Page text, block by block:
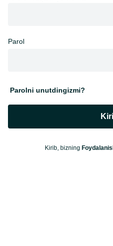
Parol
Parolni unutdingizmi?
Kirib, bizning